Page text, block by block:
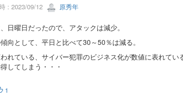
: 2023/09/12 原秀年
日曜日だったので、アタックは減少。
向として、平日と比べて30～50％は減る。
れている、サイバー犯罪のビジネス化が数値に表れて
してしまう・・・
1